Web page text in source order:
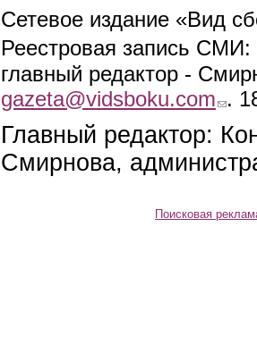
Сетевое издание «Вид
Реестровая запись СМИ:
главный редактор -
gazeta@vidsboku.com (link
.
Главный редактор:
Смирнова,
Поисковая